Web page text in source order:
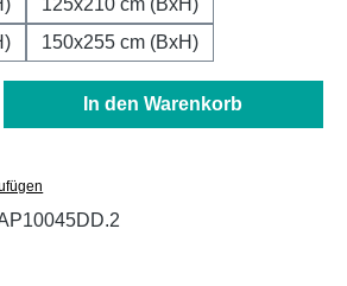
125x210 cm (BxH)
150x255 cm (BxH)
Gib den gewünschten
In den Warenkorb